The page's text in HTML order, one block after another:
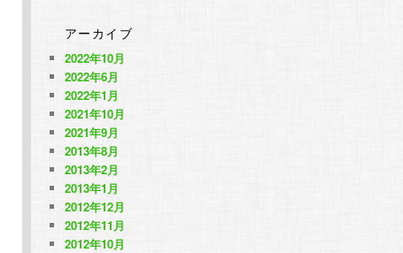
アーカイブ
2022年10月
2022年6月
2022年1月
2021年10月
2021年9月
2013年8月
2013年2月
2013年1月
2012年12月
2012年11月
2012年10月